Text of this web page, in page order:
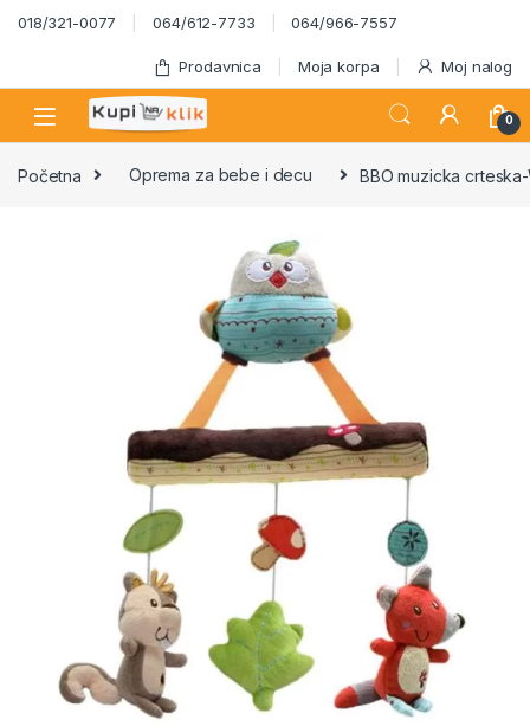
Skip to navigation
Skip to content
018/321-0077 064/612-7733 064/966-7557
Prodavnica Moja korpa Moj nalog
0
Početna Oprema za bebe i decu BBO muzicka crteska-